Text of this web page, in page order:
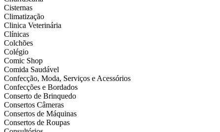
Cisternas
Climatização
Clinica Veterinária
Clínicas
Colchões
Colégio
Comic Shop
Comida Saudável
Confecção, Moda, Serviços e Acessórios
Confecções e Bordados
Conserto de Brinquedo
Consertos Câmeras
Consertos de Máquinas
Consertos de Roupas